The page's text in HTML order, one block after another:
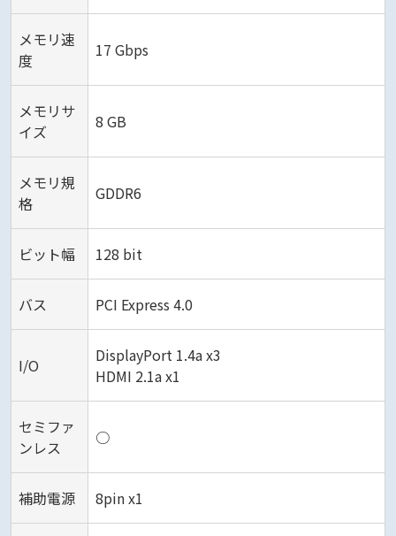
メモリ速
度
17 Gbps
メモリサ
イズ
8 GB
メモリ規
格
GDDR6
ビット幅 128 bit
バス PCI Express 4.0
I/O
DisplayPort 1.4a x3
HDMI 2.1a x1
セミファ
ンレス
○
補助電源 8pin x1